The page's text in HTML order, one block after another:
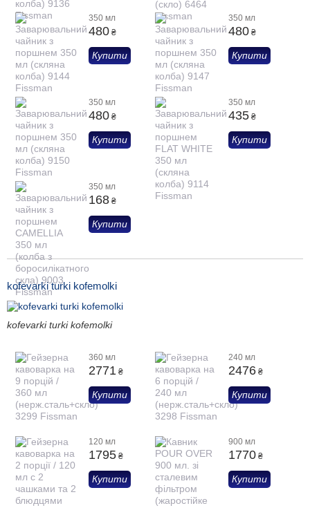
350 мл
480 ₴
Купити
350 мл
480 ₴
Купити
350 мл
480 ₴
Купити
350 мл
435 ₴
Купити
350 мл
168 ₴
Купити
kofevarki turki kofemolki
kofevarki turki kofemolki
360 мл
2771 ₴
Купити
240 мл
2476 ₴
Купити
120 мл
1795 ₴
Купити
900 мл
1770 ₴
Купити